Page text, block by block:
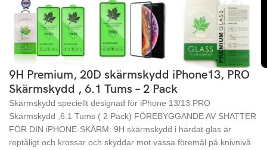
9H Premium, 20D skärmskydd iPhone13, PRO
Skärmskydd , 6.1 Tums – 2 Pack
Skärmskydd speciellt designad för iPhone 13/13 PRO
Skärmskydd ,6.1 Tums ( 2 Pack) FÖREBYGGANDE AV SHATTER
FÖR DIN iPHONE-SKÄRM: 9H skärmskydd i härdat glas är
reptåligt och krossar och skyddar mot vassa föremål på knivnivå